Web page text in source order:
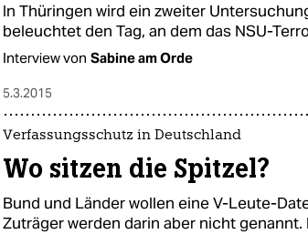
In Thüringen wird ein zweiter
beleuchtet den Tag, an dem das NSU-
Interview von Sabine am Orde
5.3.2015
Verfassungsschutz in Deutschland
Wo sitzen die Spitzel?
Bund und Länder wollen eine V-Leute-
Zuträger werden darin aber nicht